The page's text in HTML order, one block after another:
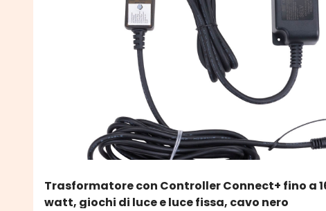
Trasformatore con Controller Connect+ fino a
watt, giochi di luce e luce fissa, cavo nero